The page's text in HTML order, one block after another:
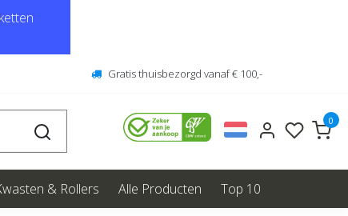
Gratis thuisbezorgd vanaf € 100,-
0
& Rollers Alle Producten Top 10